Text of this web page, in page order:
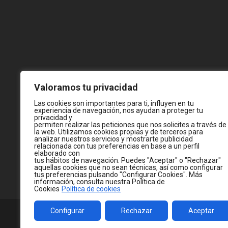
Valoramos tu privacidad
Las cookies son importantes para ti, influyen en tu
experiencia de navegación, nos ayudan a proteger tu
privacidad y
permiten realizar las peticiones que nos solicites a través de
la web. Utilizamos cookies propias y de terceros para
analizar nuestros servicios y mostrarte publicidad
relacionada con tus preferencias en base a un perfil
elaborado con
tus hábitos de navegación. Puedes "Aceptar" o "Rechazar"
aquellas cookies que no sean técnicas, así como configurar
tus preferencias pulsando "Configurar Cookies". Más
información, consulta nuestra Política de
Cookies Política de cookies
Configurar Rechazar Aceptar
© 2026WWW.JC-CASTELLA.COM— MADE WITH